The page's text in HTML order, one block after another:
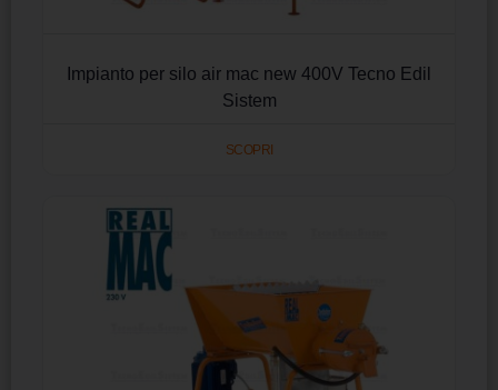
Impianto per silo air mac new 400V Tecno Edil
Sistem
SCOPRI